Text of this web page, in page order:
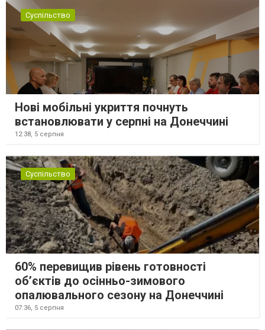
Суспільство
Нові мобільні укриття почнуть
встановлювати у серпні на Донеччині
12:38, 5 серпня
Суспільство
60% перевищив рівень готовності
об’єктів до осінньо-зимового
опалювального сезону на Донеччині
07:36, 5 серпня